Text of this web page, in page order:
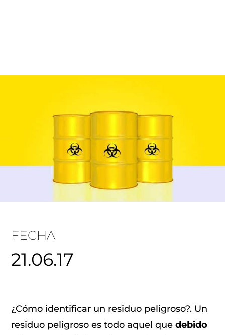
FECHA
21.06.17
¿Cómo identificar un residuo peligroso?. Un
residuo peligroso es todo aquel que debido